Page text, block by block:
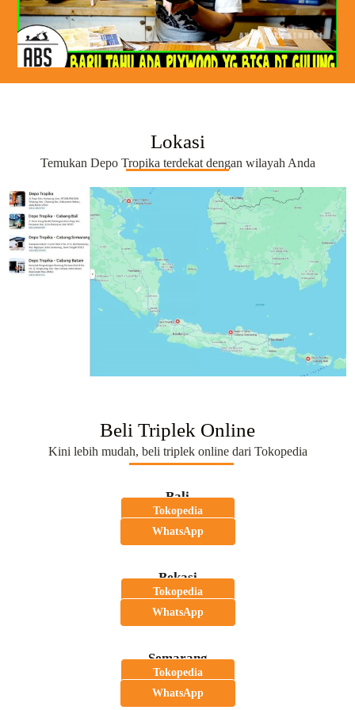
Lokasi
Temukan Depo Tropika terdekat dengan wilayah Anda
Beli Triplek Online
Kini lebih mudah, beli triplek online dari Tokopedia
Bali
Tokopedia
WhatsApp
Bekasi
Tokopedia
WhatsApp
Semarang
Tokopedia
WhatsApp